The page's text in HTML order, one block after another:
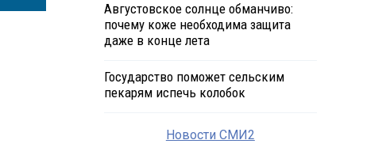
Августовское солнце обманчиво:
почему коже необходима защита
даже в конце лета
Государство поможет сельским
пекарям испечь колобок
Новости СМИ2